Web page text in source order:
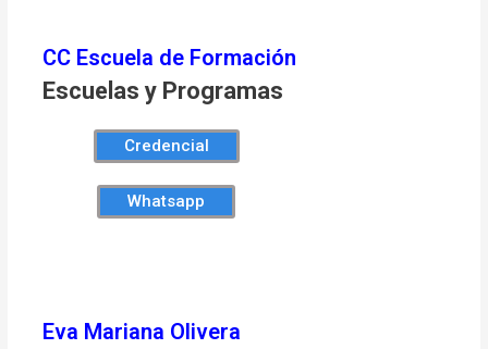
CC Escuela de Formación
Escuelas y Programas
Credencial
Whatsapp
Eva Mariana Olivera